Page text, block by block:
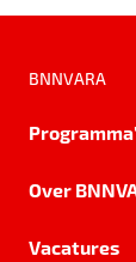
BNNVARA
Over
Vacatures